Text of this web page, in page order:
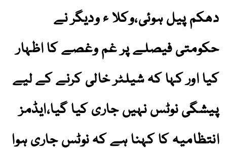
دھکم پیل ہوئی،وکلا ء ودیگر نے
حکومتی فیصلے پر غم وغصے کا اظہار
کیا اور کہا کہ شیلٹر خالی کرنے کے لیے
پیشگی نوٹس نہیں جاری کیا گیا،ایڈمز
انتظامیہ کا کہنا ہے کہ نوٹس جاری ہوا